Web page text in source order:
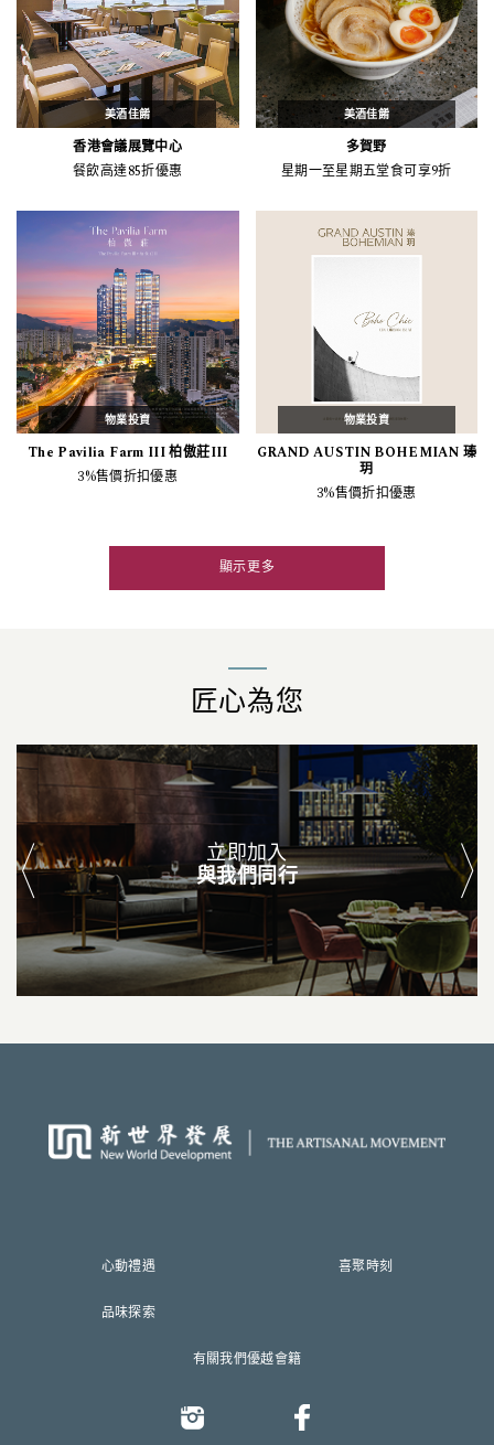
美酒佳餚
香港會議展覽中心
餐飲高達85折優惠
美酒佳餚
多賀野
星期一至星期五堂食可享9折
物業投資
The Pavilia Farm III 柏傲莊III
3%售價折扣優惠
物業投資
GRAND AUSTIN BOHEMIAN 瑧
玥
3%售價折扣優惠
顯示更多
匠心為您
立即加入
與我們同行
心動禮遇 喜聚時刻
品味探索
有關我們優越會籍